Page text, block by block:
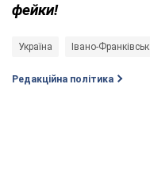
фейки!
Україна Івано-Франківськ
Редакційна політика